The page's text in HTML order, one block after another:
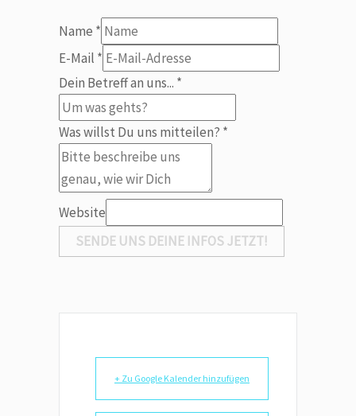
Name *
E-Mail *
Dein Betreff an uns... *
Betreff
uns
Name
Was willst Du uns mitteilen? *
Website
SENDE UNS DEINE INFOS JETZT!
+ Zu Google Kalender hinzufügen